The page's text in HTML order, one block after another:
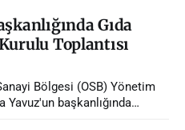
Gıda
Toplantısı
Bölgesi (OSB) Yönetim
Yavuz'un başkanlığında